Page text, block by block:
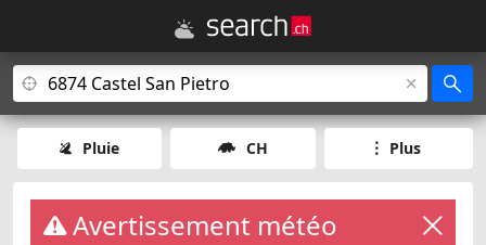
Pluie CH Plus
Avertissement météo